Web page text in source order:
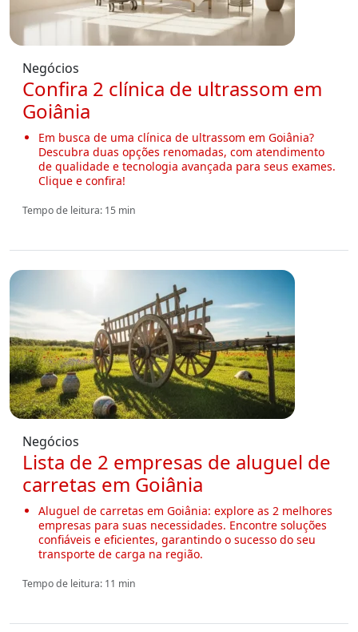
Negócios
Confira 2 clínica de ultrassom em
Goiânia
Em busca de uma clínica de ultrassom em Goiânia?
Descubra duas opções renomadas, com atendimento
de qualidade e tecnologia avançada para seus exames.
Clique e confira!
Tempo de leitura: 15 min
Negócios
Lista de 2 empresas de aluguel de
carretas em Goiânia
Aluguel de carretas em Goiânia: explore as 2 melhores
empresas para suas necessidades. Encontre soluções
confiáveis e eficientes, garantindo o sucesso do seu
transporte de carga na região.
Tempo de leitura: 11 min